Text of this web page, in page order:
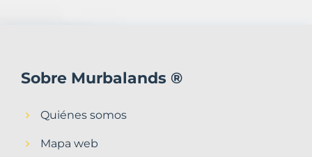
Sobre Murbalands ®
Quiénes somos
Mapa web